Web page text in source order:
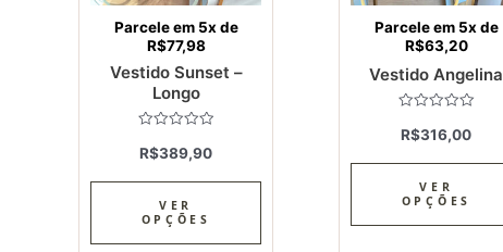
Parcele em 5x de
R$77,98
Vestido Sunset –
Longo
0
R$389,90
VER
OPÇÕES
chosen
Parcele em 5x de
R$63,20
Vestido Angelina
0
R$316,00
VER
OPÇÕES